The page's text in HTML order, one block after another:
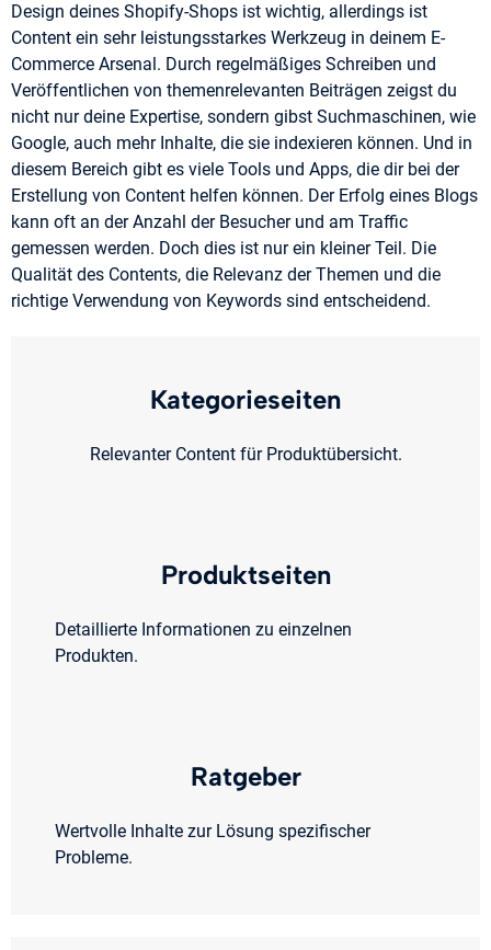
Design deines Shopify-Shops ist wichtig, allerdings ist
Content ein sehr leistungsstarkes Werkzeug in deinem E-
Commerce Arsenal. Durch regelmäßiges Schreiben und
Veröffentlichen von themenrelevanten Beiträgen zeigst du
nicht nur deine Expertise, sondern gibst Suchmaschinen, wie
Google, auch mehr Inhalte, die sie indexieren können. Und in
diesem Bereich gibt es viele Tools und Apps, die dir bei der
Erstellung von Content helfen können. Der Erfolg eines Blogs
kann oft an der Anzahl der Besucher und am Traffic
gemessen werden. Doch dies ist nur ein kleiner Teil. Die
Qualität des Contents, die Relevanz der Themen und die
richtige Verwendung von Keywords sind entscheidend.
Kategorieseiten
Relevanter Content für Produktübersicht.
Produktseiten
Detaillierte Informationen zu einzelnen
Produkten.
Ratgeber
Wertvolle Inhalte zur Lösung spezifischer
Probleme.